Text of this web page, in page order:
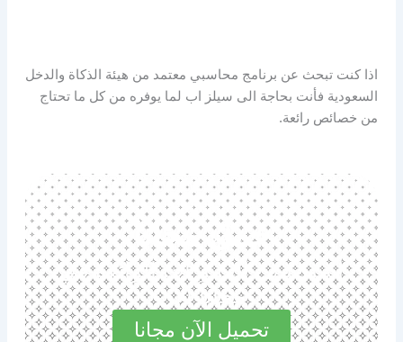
اذا كنت تبحث عن برنامج محاسبي معتمد من هيئة الذكاة والدخل
السعودية فأنت بحاجة الى سيلز اب لما يوفره من كل ما تحتاج
من خصائص رائعة.
حمل مجانا
استكشف المميزات الرائعة في
مجاناً الآن
تحميل الآن مجانا